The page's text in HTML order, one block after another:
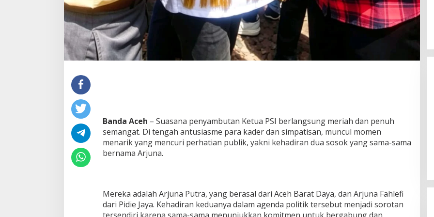
Banda Aceh – Suasana penyambutan Ketua PSI berlangsung meriah dan penuh
semangat. Di tengah antusiasme para kader dan simpatisan, muncul momen
menarik yang mencuri perhatian publik, yakni kehadiran dua sosok yang sama-sama
bernama Arjuna.
Mereka adalah Arjuna Putra, yang berasal dari Aceh Barat Daya, dan Arjuna Fahlefi
dari Pidie Jaya. Kehadiran keduanya dalam agenda politik tersebut menjadi sorotan
Silaturahmi Lintas Sektor di Kuta
Alam, TNI–Polri dan Desa